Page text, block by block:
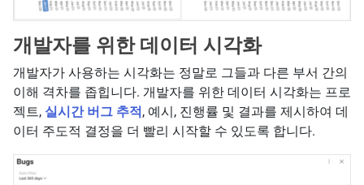
개발자를 위한 데이터 시각화
개발자가 사용하는 시각화는 정말로 그들과 다른 부서 간의
이해 격차를 좁힙니다. 개발자를 위한 데이터 시각화는 프로
젝트, 실시간 버그 추적, 예시, 진행률 및 결과를 제시하여 데
이터 주도적 결정을 더 빨리 시작할 수 있도록 합니다.